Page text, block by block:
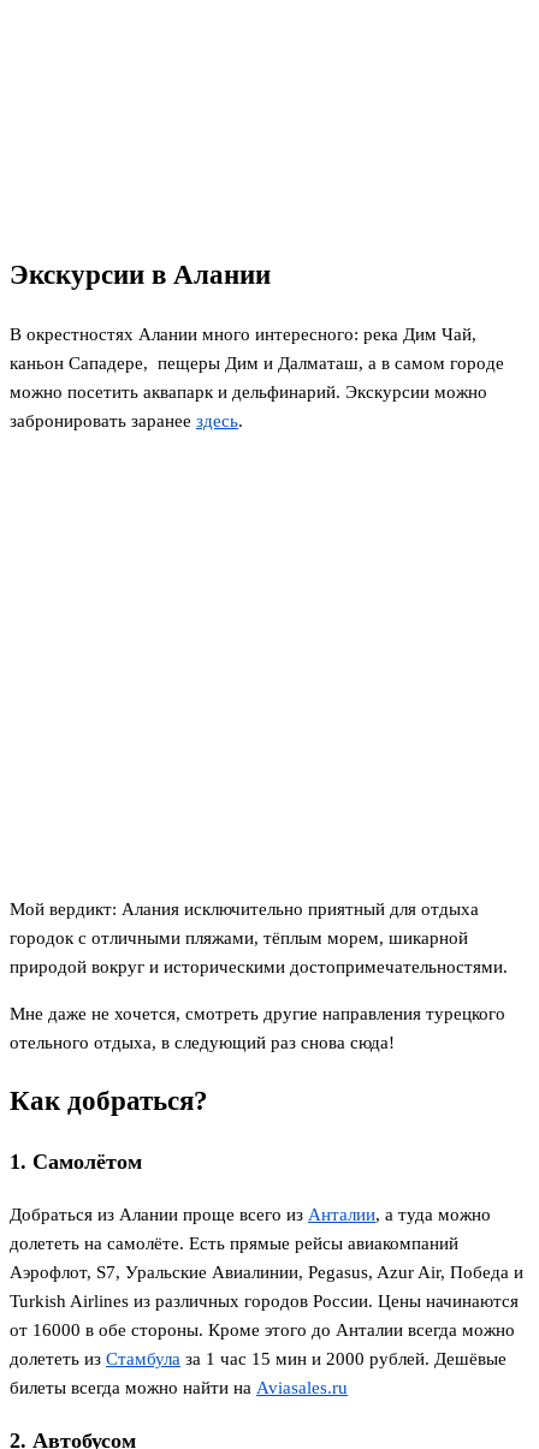
Экскурсии в Алании
В окрестностях Алании много интересного: река Дим Чай,
каньон Сападере, пещеры Дим и Далматаш, а в самом городе
можно посетить аквапарк и дельфинарий. Экскурсии можно
забронировать заранее здесь.
Мой вердикт: Алания исключительно приятный для отдыха
городок с отличными пляжами, тёплым морем, шикарной
природой вокруг и историческими достопримечательностями.
Мне даже не хочется, смотреть другие направления турецкого
отельного отдыха, в следующий раз снова сюда!
Как добраться?
1. Самолётом
Добраться из Алании проще всего из Анталии, а туда можно
долететь на самолёте. Есть прямые рейсы авиакомпаний
Аэрофлот, S7, Уральские Авиалинии, Pegasus, Azur Air, Победа и
Turkish Airlines из различных городов России. Цены начинаются
от 16000 в обе стороны. Кроме этого до Анталии всегда можно
долететь из Стамбула за 1 час 15 мин и 2000 рублей. Дешёвые
билеты всегда можно найти на Aviasales.ru
2. Автобусом